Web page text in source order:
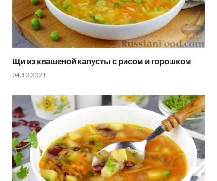
Щи из квашеной капусты с рисом и горошком
04.12.2021